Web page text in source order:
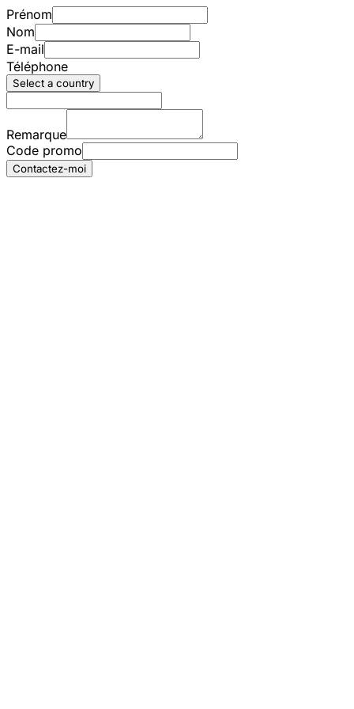
Prénom
Nom
E-mail
Téléphone
Select a country
Remarque
Code promo
Contactez-moi